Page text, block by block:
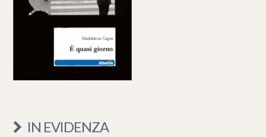
IN EVIDENZA